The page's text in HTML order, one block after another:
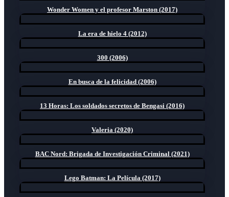
Wonder Women y el profesor Marston (2017)
La era de hielo 4 (2012)
300 (2006)
En busca de la felicidad (2006)
13 Horas: Los soldados secretos de Bengasi (2016)
Valeria (2020)
BAC Nord: Brigada de Investigación Criminal (2021)
Lego Batman: La Película (2017)